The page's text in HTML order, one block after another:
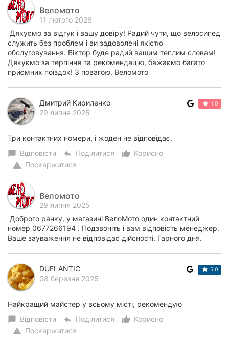
Веломото
11 лютого 2026
Дякуємо за відгук і вашу довіру! Радий чути, що велосипед
служить без проблем і ви задоволені якістю
обслуговування. Віктор буде радий вашим теплим словам!
Дякуємо за терпіння та рекомендацію, бажаємо багато
приємних поїздок! З повагою, Веломото
Дмитрий Кириленко
29 липня 2025
1.0
Три контактних номери, і жоден не відповідає.
chat_bubble Відповісти reply Поділитися thumb_up_alt
Корисно
warning Поскаржитися
Веломото
29 липня 2025
Доброго ранку, у магазині ВелоМото один контактний
номер 0677266194 . Подзвоніть і вам відповість менеджер.
Ваше зауваження не відповідає дійсності. Гарного дня.
DUELANTIC
08 березня 2025
5.0
Найкращий майстер у всьому місті, рекомендую
chat_bubble Відповісти reply Поділитися thumb_up_alt
Корисно
warning Поскаржитися